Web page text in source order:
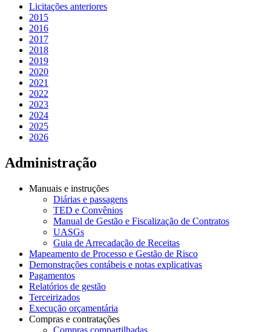
Licitações anteriores
2015
2016
2017
2018
2019
2020
2021
2022
2023
2024
2025
2026
Administração
Manuais e instruções
Diárias e passagens
TED e Convênios
Manual de Gestão e Fiscalização de Contratos
UASGs
Guia de Arrecadação de Receitas
Mapeamento de Processo e Gestão de Risco
Demonstrações contábeis e notas explicativas
Pagamentos
Relatórios de gestão
Terceirizados
Execução orçamentária
Compras e contratações
Compras compartilhadas